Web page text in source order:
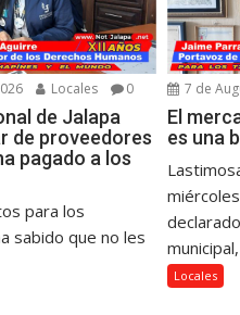
Locales 0
de Jalapa
de proveedores
pagado a los
para los
sabido que no les
7 de
El
es una
Locales